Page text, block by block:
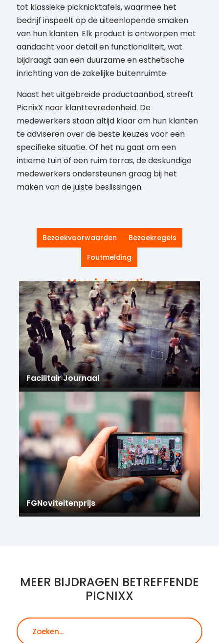
tot klassieke picknicktafels, waarmee het
bedrijf inspeelt op de uiteenlopende smaken
van hun klanten. Elk product is ontworpen met
aandacht voor detail en functionaliteit, wat
bijdraagt aan een duurzame en esthetische
inrichting van de zakelijke buitenruimte.
Naast het uitgebreide productaanbod, streeft
PicnixX naar klanttevredenheid. De
medewerkers staan altijd klaar om hun klanten
te adviseren over de beste keuzes voor een
specifieke situatie. Of het nu gaat om een
intieme tuin of een ruim terras, de deskundige
medewerkers ondersteunen graag bij het
maken van de juiste beslissingen.
Bezoekvoorwaarden
Bezoekregels
Foutmelding
Meer informatie:
Facilitair Journaal
FGNoviteitenprijs
MEER BIJDRAGEN BETREFFENDE
PICNIXX